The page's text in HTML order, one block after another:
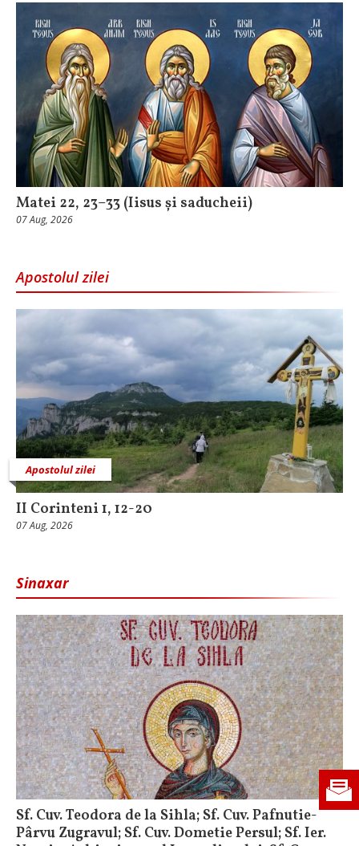
Matei 22, 23–33 (Iisus și saducheii)
07 Aug, 2026
Apostolul zilei
Apostolul zilei
II Corinteni 1, 12-20
07 Aug, 2026
Sinaxar
Sf. Cuv. Teodora de la Sihla; Sf. Cuv. Pafnutie-
Pârvu Zugravul; Sf. Cuv. Dometie Persul; Sf. Ier.